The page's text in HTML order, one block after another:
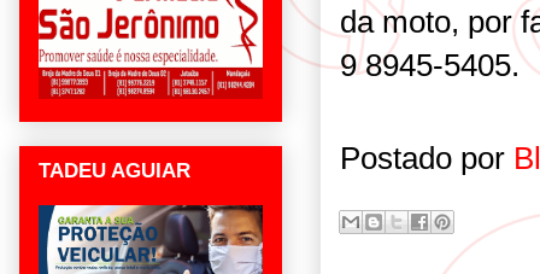
da moto, por
9 8945-5405.
Postado por
TADEU AGUIAR